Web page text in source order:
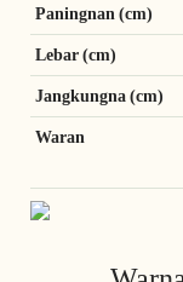
Paningnan (cm)
Lebar (cm)
Jangkungna (cm)
Waran